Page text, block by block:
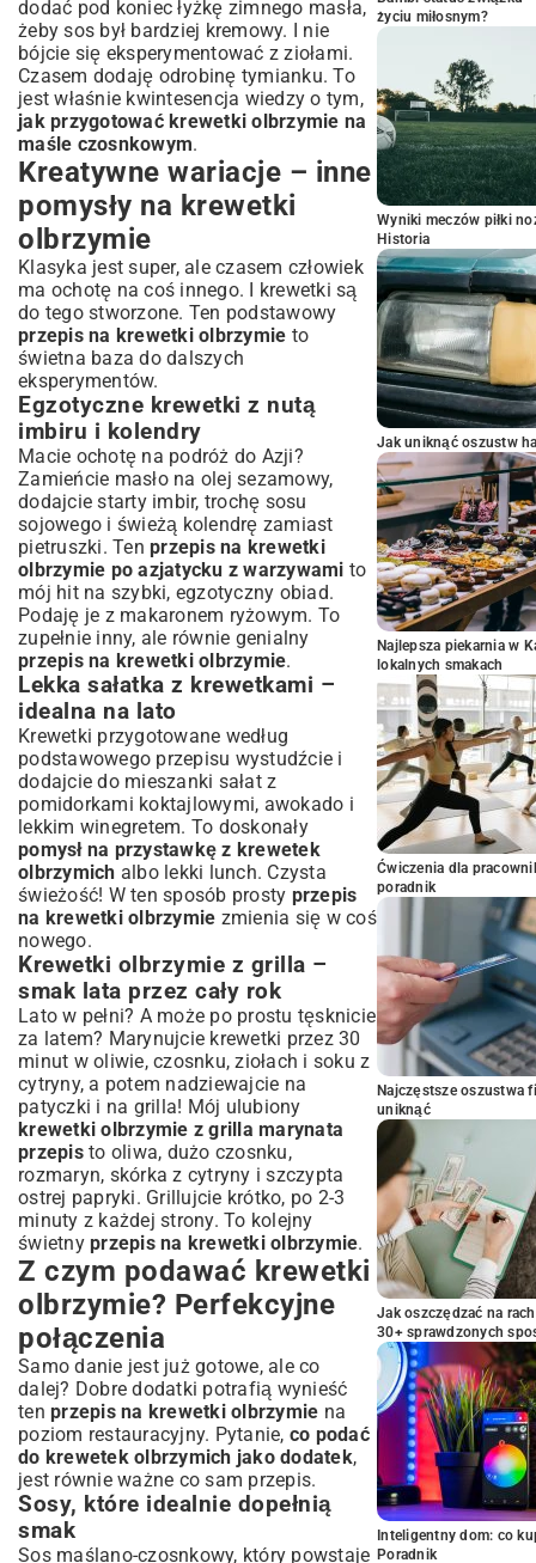
dodać pod koniec łyżkę zimnego masła,
żeby sos był bardziej kremowy. I nie
bójcie się eksperymentować z ziołami.
Czasem dodaję odrobinę tymianku. To
jest właśnie kwintesencja wiedzy o tym,
jak przygotować krewetki olbrzymie na
maśle czosnkowym.
Kreatywne wariacje – inne
pomysły na krewetki
olbrzymie
Klasyka jest super, ale czasem człowiek
ma ochotę na coś innego. I krewetki są
do tego stworzone. Ten podstawowy
przepis na krewetki olbrzymie to
świetna baza do dalszych
eksperymentów.
Egzotyczne krewetki z nutą
imbiru i kolendry
Macie ochotę na podróż do Azji?
Zamieńcie masło na olej sezamowy,
dodajcie starty imbir, trochę sosu
sojowego i świeżą kolendrę zamiast
pietruszki. Ten przepis na krewetki
olbrzymie po azjatycku z warzywami to
mój hit na szybki, egzotyczny obiad.
Podaję je z makaronem ryżowym. To
zupełnie inny, ale równie genialny
przepis na krewetki olbrzymie.
Lekka sałatka z krewetkami –
idealna na lato
Krewetki przygotowane według
podstawowego przepisu wystudźcie i
dodajcie do mieszanki sałat z
pomidorkami koktajlowymi, awokado i
lekkim winegretem. To doskonały
pomysł na przystawkę z krewetek
olbrzymich albo lekki lunch. Czysta
świeżość! W ten sposób prosty przepis
na krewetki olbrzymie zmienia się w coś
nowego.
Krewetki olbrzymie z grilla –
smak lata przez cały rok
Lato w pełni? A może po prostu tęsknicie
za latem? Marynujcie krewetki przez 30
minut w oliwie, czosnku, ziołach i soku z
cytryny, a potem nadziewajcie na
patyczki i na grilla! Mój ulubiony
krewetki olbrzymie z grilla marynata
przepisto oliwa, dużo czosnku,
rozmaryn, skórka z cytryny i szczypta
ostrej papryki. Grillujcie krótko, po 2-3
minuty z każdej strony. To kolejny
świetny przepis na krewetki olbrzymie.
Z czym podawać krewetki
olbrzymie? Perfekcyjne
połączenia
Samo danie jest już gotowe, ale co
dalej? Dobre dodatki potrafią wynieść
ten przepis na krewetki olbrzymie na
poziom restauracyjny. Pytanie, co podać
do krewetek olbrzymich jako dodatek,
jest równie ważne co sam przepis.
Sosy, które idealnie dopełnią
smak
Sos maślano-czosnkowy, który powstaje
życiu miłosnym?
Wyniki meczów piłki
Historia
Jak uniknąć oszustw
Najlepsza piekarnia w
lokalnych smakach
Ćwiczenia dla
poradnik
Najczęstsze oszustwa
uniknąć
Jak oszczędzać na
30+ sprawdzonych
Inteligentny dom: co
Poradnik